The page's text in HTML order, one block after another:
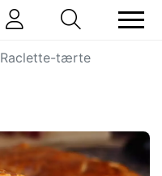
Raclette-tærte